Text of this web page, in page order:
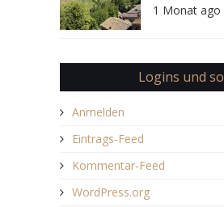
1 Monat ago
Logins und so
Anmelden
Eintrags-Feed
Kommentar-Feed
WordPress.org